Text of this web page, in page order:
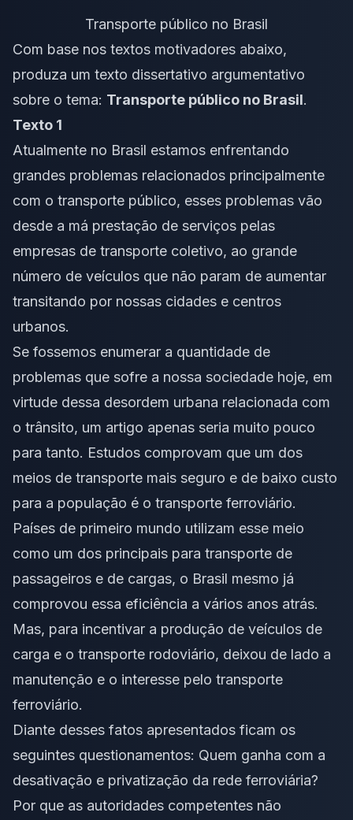
Transporte público no Brasil
Com base nos textos motivadores abaixo,
produza um texto dissertativo argumentativo
sobre o tema: Transporte público no Brasil.
Texto 1
Atualmente no Brasil estamos enfrentando
grandes problemas relacionados principalmente
com o transporte público, esses problemas vão
desde a má prestação de serviços pelas
empresas de transporte coletivo, ao grande
número de veículos que não param de aumentar
transitando por nossas cidades e centros
urbanos.
Se fossemos enumerar a quantidade de
problemas que sofre a nossa sociedade hoje, em
virtude dessa desordem urbana relacionada com
o trânsito, um artigo apenas seria muito pouco
para tanto. Estudos comprovam que um dos
meios de transporte mais seguro e de baixo custo
para a população é o transporte ferroviário.
Países de primeiro mundo utilizam esse meio
como um dos principais para transporte de
passageiros e de cargas, o Brasil mesmo já
comprovou essa eficiência a vários anos atrás.
Mas, para incentivar a produção de veículos de
carga e o transporte rodoviário, deixou de lado a
manutenção e o interesse pelo transporte
ferroviário.
Diante desses fatos apresentados ficam os
seguintes questionamentos: Quem ganha com a
desativação e privatização da rede ferroviária?
Por que as autoridades competentes não